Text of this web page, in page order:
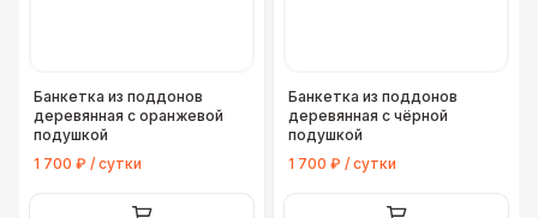
Банкетка из поддонов
деревянная с оранжевой
подушкой
1 700 ₽ / сутки
Банкетка из поддонов
деревянная с чёрной
подушкой
1 700 ₽ / сутки